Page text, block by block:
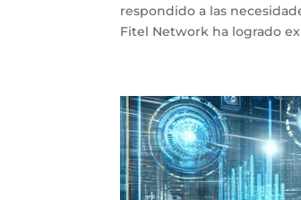
respondido a las
Fitel Network ha logrado